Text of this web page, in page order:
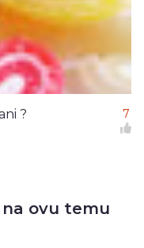
? 7
ovu temu